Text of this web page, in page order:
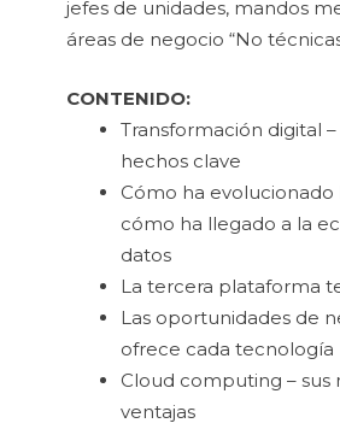
jefes de unidades, mandos
áreas de negocio “No
CONTENIDO:
Transformación digital
hechos clave
Cómo ha
cómo ha llegado a la
datos
La tercera plataforma
Las oportunidades de
ofrece cada tecnología
Cloud computing – sus
ventajas